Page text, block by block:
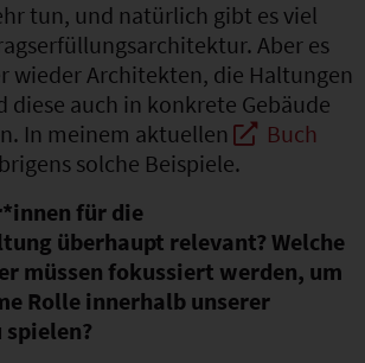
tun, und natürlich gibt es viel
Aber es
wieder Architekten, die Haltungen
auch in konkrete Gebäude
In meinem aktuellen
Buch
solche Beispiele.
für die
überhaupt relevant? Welche
müssen fokussiert werden, um
Rolle innerhalb unserer
spielen?